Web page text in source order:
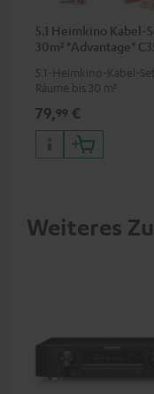
5.1 Heimkino Kabel-
30m² "Advantage"
5.1-Heimkino-Kabel-
Räume bis 30 m²
79,99 €
Weiteres